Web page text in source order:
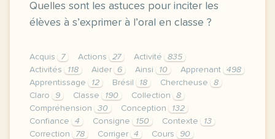
Quelles sont les astuces pour inciter les
élèves à s’exprimer à l’oral en classe ?
Acquis 7 Actions 27 Activité
835
Activités
118 Aider 6 Ainsi 10 Apprenant
498
Apprentissage
12 Brésil 18 Chercheuse
8
Claro
9 Classe 190 Collection
8
Compréhension
30 Conception
132
Confiance
4 Consigne 150 Contexte
13
Correction
78 Corriger 4 Cours
90